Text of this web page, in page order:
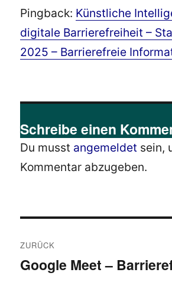
Pingback: Künstliche
digitale Barrierefreiheit –
2025 – Barrierefreie
Schreibe einen
Du musst angemeldet sein,
Kommentar abzugeben.
ZURÜCK
Vorheriger
Google Meet –